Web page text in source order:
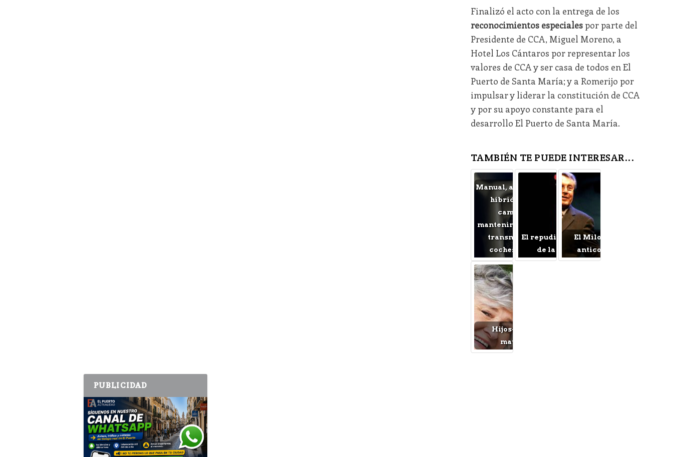
Finalizó el acto con la entrega de los
reconocimientos especialespor parte del
Presidente de CCA, Miguel Moreno, a
Hotel Los Cántaros por representar los
valores de CCA y ser casa de todos en El
Puerto de Santa María; y a Romerijo por
impulsar y liderar la constitución de CCA
y por su apoyo constante para el
desarrollo El Puerto de Santa María.
TAMBIÉN TE PUEDE INTERESAR...
Manual, automático o
híbrido: cómo
cambia el
mantenimiento de la
transmisión en
coches usados
El repudiable drama
de la Guerra
El Miloš Forman
anticomunista
Hijos-Padres
mayores
PUBLICIDAD